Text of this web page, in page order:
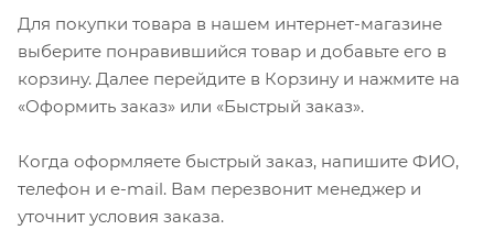
Для покупки товара в нашем интернет-магазине
выберите понравившийся товар и добавьте его в
корзину. Далее перейдите в Корзину и нажмите на
«Оформить заказ» или «Быстрый заказ».
Когда оформляете быстрый заказ, напишите ФИО,
телефон и e-mail. Вам перезвонит менеджер и
уточнит условия заказа.